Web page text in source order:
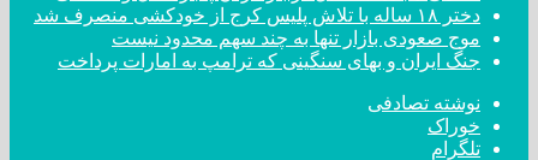
دختر ‌۱۸‌ ‌ساله‌ با تلاش پلیس کرج از خودکشی منصرف شد
موج صعودی بازار تنها به چند سهم محدود نیست
جنگ ایران و بهای سنگینی که ترامپ به امارات پرداخت
نوشته تصادفی
خوراک
تلگرام